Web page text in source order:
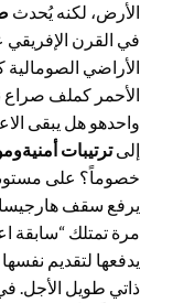
الأرض، لكنه يُحدث
في القرن الإفريقي
الأراضي
الأحمر كملف صراع
واحدهو هل يبقى
إلىترتيبات أمنيةو
خصوماً؟ على
يرفع سقف هارجيسا
مرة تمتلك “سابقة
يدفعها لتقديم
ذاتي طويل الأجل.